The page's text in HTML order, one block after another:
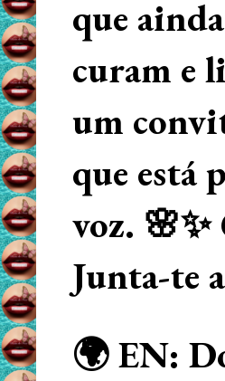
que
curam e
um
que está
voz. 🌸✨
Junta-te
🌍 EN: